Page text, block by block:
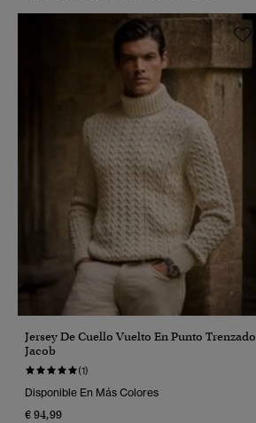
Jersey De Cuello Vuelto En Punto Trenzado
Jacob
(1)
Disponible En Más Colores
€ 94,99